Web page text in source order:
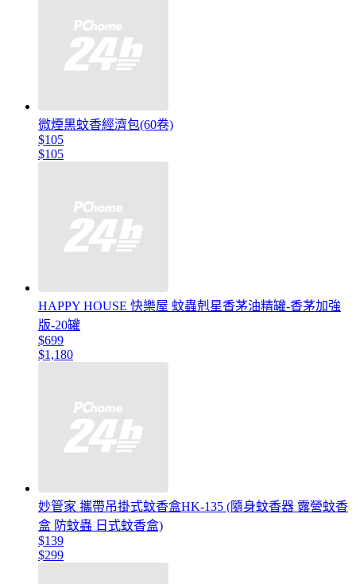
微煙黑蚊香經濟包(60卷)
$105
$105
HAPPY HOUSE 快樂屋 蚊蟲剋星香茅油精罐-香茅加強
版-20罐
$699
$1,180
妙管家 攜帶吊掛式蚊香盒HK-135 (隨身蚊香器 露營蚊香
盒 防蚊蟲 日式蚊香盒)
$139
$299